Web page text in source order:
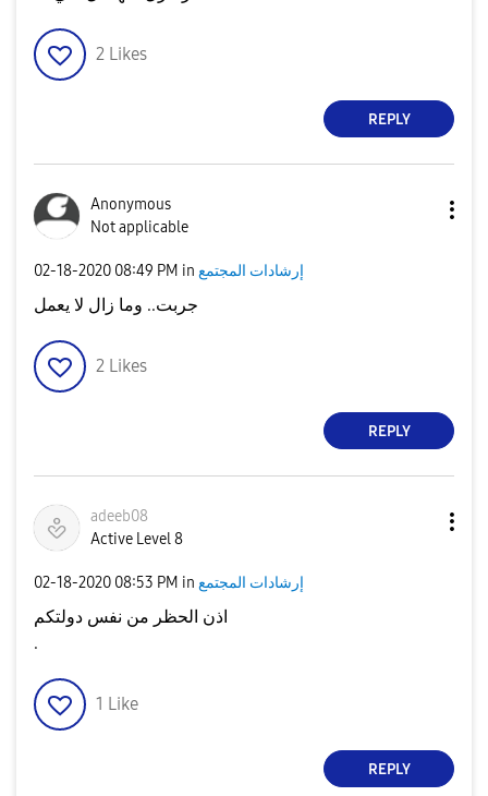
2 Likes
REPLY
Anonymous
Not applicable
‎02-18-2020 08:49 PM in إرشادات المجتمع
جربت.. وما زال لا يعمل
2 Likes
REPLY
adeeb08
Active Level 8
‎02-18-2020 08:53 PM in إرشادات المجتمع
اذن الحظر من نفس دولتكم
.
1 Like
REPLY